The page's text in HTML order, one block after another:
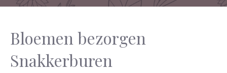
Bloemen bezorgen
Snakkerburen